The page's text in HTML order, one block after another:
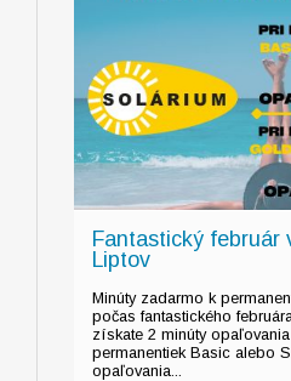
Fantastický február
Liptov
Minúty zadarmo k
počas fantastického
získate 2 minúty
permanentiek Basic alebo
opaľovania...